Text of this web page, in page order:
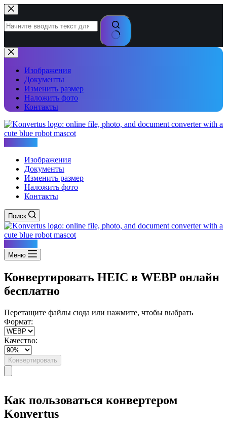
Перейти
к
сути
Ничего
не
найденоИзображения
Документы
Изменить размер
Наложить фото
Контакты
Изображения
Документы
Изменить размер
Наложить фото
Контакты
Поиск
Меню
Конвертировать HEIC в WEBP онлайн
бесплатно
Перетащите файлы сюда или нажмите, чтобы выбрать
Формат:
Качество:
Конвертировать
Как пользоваться конвертером
Konvertus